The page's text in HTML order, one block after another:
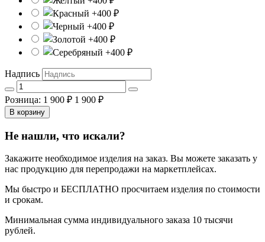
Надпись
Розница: 1 900 ₽ 1 900 ₽
В корзину
Не нашли, что искали?
Закажите необходимое изделия на заказ. Вы можете заказать у
нас продукцию для перепродажи на маркетплейсах.
Мы быстро и БЕСПЛАТНО просчитаем изделия по стоимости
и срокам.
Минимальная сумма индивидуального заказа 10 тысячи
рублей.